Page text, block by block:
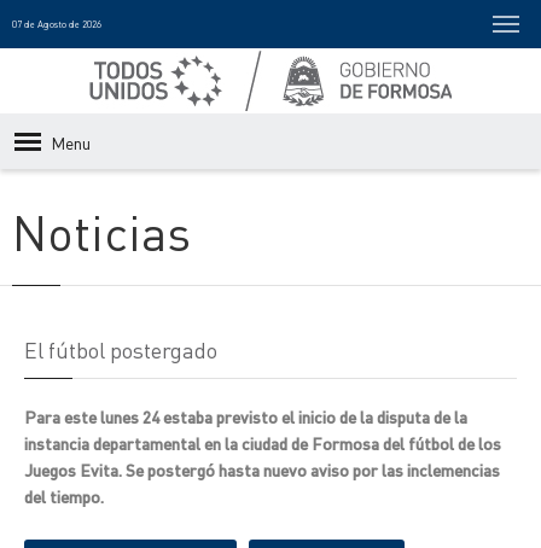
07 de Agosto de 2026
Menu
Noticias
El fútbol postergado
Para este lunes 24 estaba previsto el inicio de la disputa de la
instancia departamental en la ciudad de Formosa del fútbol de los
Juegos Evita. Se postergó hasta nuevo aviso por las inclemencias
del tiempo.